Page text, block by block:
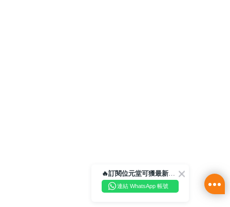
🔥訂閱位元堂可獲最新優惠及活動資訊🔥
連結 WhatsApp 帳號